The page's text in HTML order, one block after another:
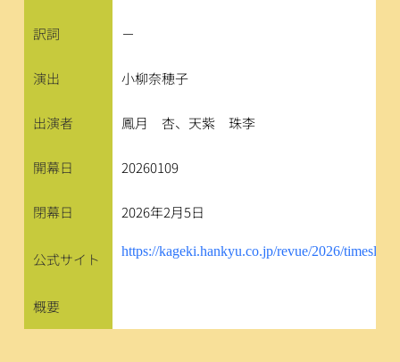
訳詞 －
演出 小柳奈穂子
出演者 鳳月　杏、天紫　珠李
開幕日 20260109
閉幕日 2026年2月5日
公式サイト https://kageki.hankyu.co.jp/revue/2026/
概要